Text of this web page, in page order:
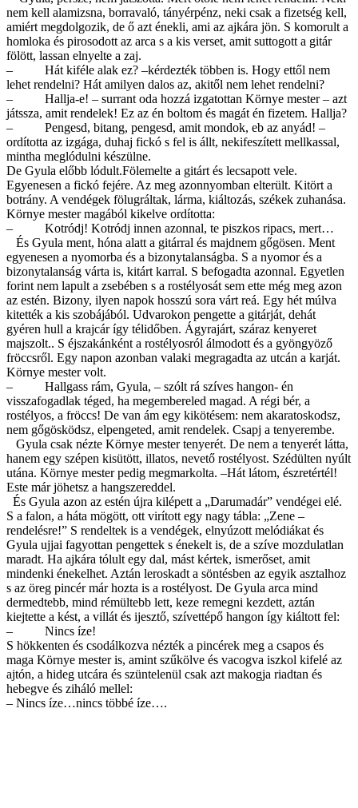
nem kell alamizsna, borravaló, tányérpénz, neki csak a fizetség kell,
amiért megdolgozik, de ő azt énekli, ami az ajkára jön. S komorult a
homloka és pirosodott az arca s a kis verset, amit suttogott a gitár
fölött, lassan elnyelte a zaj.
– Hát kiféle alak ez? –kérdezték többen is. Hogy ettől nem
lehet rendelni? Hát amilyen dalos az, akitől nem lehet rendelni?
– Hallja-e! – surrant oda hozzá izgatottan Környe mester – azt
játssza, amit rendelek! Ez az én boltom és magát én fizetem. Hallja?
– Pengesd, bitang, pengesd, amit mondok, eb az anyád! –
ordította az izgága, duhaj fickó s fel is állt, nekifeszített mellkassal,
mintha meglódulni készülne.
De Gyula előbb lódult.Fölemelte a gitárt és lecsapott vele.
Egyenesen a fickó fejére. Az meg azonnyomban elterült. Kitört a
botrány. A vendégek fölugráltak, lárma, kiáltozás, székek zuhanása.
Környe mester magából kikelve ordította:
– Kotródj! Kotródj innen azonnal, te piszkos ripacs, mert…
És Gyula ment, hóna alatt a gitárral és majdnem gőgösen. Ment
egyenesen a nyomorba és a bizonytalanságba. S a nyomor és a
bizonytalanság várta is, kitárt karral. S befogadta azonnal. Egyetlen
forint nem lapult a zsebében s a rostélyosát sem ette még meg azon
az estén. Bizony, ilyen napok hosszú sora várt reá. Egy hét múlva
kitették a kis szobájából. Udvarokon pengette a gitárját, dehát
gyéren hull a krajcár így télidőben. Ágyrajárt, száraz kenyeret
majszolt.. S éjszakánként a rostélyosról álmodott és a gyöngyöző
fröccsről. Egy napon azonban valaki megragadta az utcán a karját.
Környe mester volt.
– Hallgass rám, Gyula, – szólt rá szíves hangon- én
visszafogadlak téged, ha megembereled magad. A régi bér, a
rostélyos, a fröccs! De van ám egy kikötésem: nem akaratoskodsz,
nem gőgösködsz, elpengeted, amit rendelek. Csapj a tenyerembe.
Gyula csak nézte Környe mester tenyerét. De nem a tenyerét látta,
hanem egy szépen kisütött, illatos, nevető rostélyost. Szédülten nyúlt
utána. Környe mester pedig megmarkolta. –Hát látom, észretértél!
Este már jöhetsz a hangszereddel.
És Gyula azon az estén újra kilépett a „Darumadár” vendégei elé.
S a falon, a háta mögött, ott virított egy nagy tábla: „Zene –
rendelésre!” S rendeltek is a vendégek, elnyúzott melódiákat és
Gyula ujjai fagyottan pengettek s énekelt is, de a szíve mozdulatlan
maradt. Ha ajkára tólult egy dal, mást kértek, ismerőset, amit
mindenki énekelhet. Aztán leroskadt a söntésben az egyik asztalhoz
s az öreg pincér már hozta is a rostélyost. De Gyula arca mind
dermedtebb, mind rémültebb lett, keze remegni kezdett, aztán
kiejtette a kést, a villát és ijesztő, szívettépő hangon így kiáltott fel:
– Nincs íze!
S hökkenten és csodálkozva nézték a pincérek meg a csapos és
maga Környe mester is, amint szűkölve és vacogva iszkol kifelé az
ajtón, a hideg utcára és szüntelenül csak azt makogja riadtan és
hebegve és ziháló mellel:
– Nincs íze…nincs többé íze….